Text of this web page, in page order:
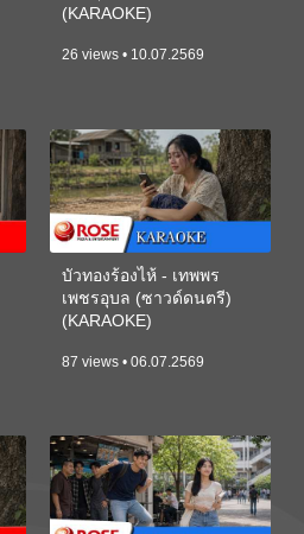
(KARAOKE)
26 views • 10.07.2569
บัวทองร้องไห้ - เทพพร
เพชรอุบล (ซาวด์ดนตรี)
(KARAOKE)
87 views • 06.07.2569